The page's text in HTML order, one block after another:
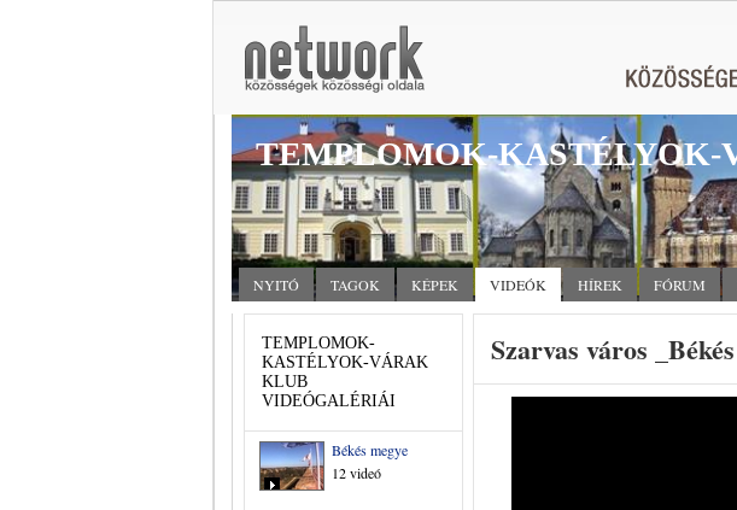
TEMPLOMOK-KASTÉLYOK-
NYITÓ TAGOK KÉPEK VIDEÓK HÍREK FÓRUM
TEMPLOMOK-
KASTÉLYOK-VÁRAK
KLUB
VIDEÓGALÉRIÁI
Békés megye
12 videó
Szarvas város